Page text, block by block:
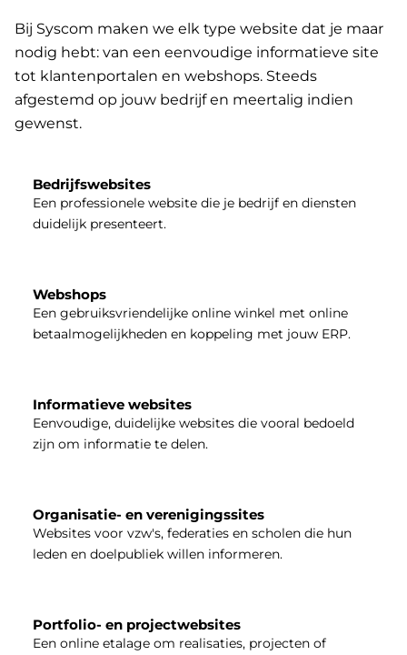
Bij Syscom maken we elk type website dat je maar
nodig hebt: van een eenvoudige informatieve site
tot klantenportalen en webshops. Steeds
afgestemd op jouw bedrijf en meertalig indien
gewenst.
Bedrijfswebsites
Een professionele website die je bedrijf en diensten
duidelijk presenteert.
Webshops
Een gebruiksvriendelijke online winkel met online
betaalmogelijkheden en koppeling met jouw ERP.
Informatieve websites
Eenvoudige, duidelijke websites die vooral bedoeld
zijn om informatie te delen.
Organisatie- en verenigingssites
Websites voor vzw's, federaties en scholen die hun
leden en doelpubliek willen informeren.
Portfolio- en projectwebsites
Een online etalage om realisaties, projecten of